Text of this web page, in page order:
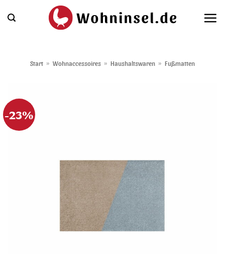
Inhalt
Start » Wohnaccessoires » Haushaltswaren » Fußmatten
-23%